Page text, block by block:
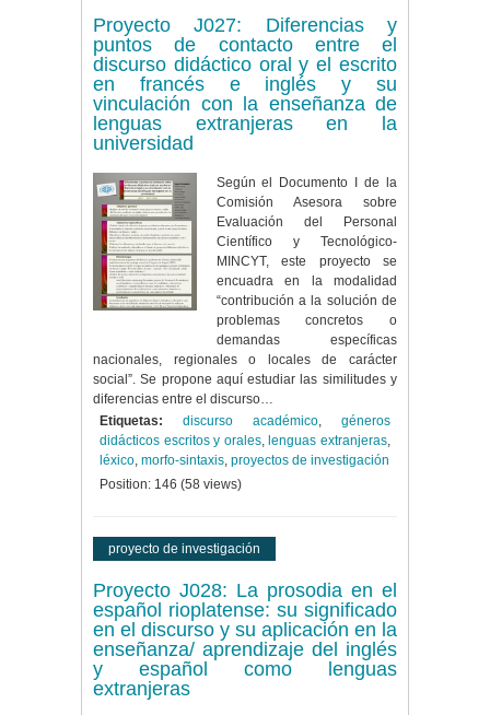
Proyecto J027: Diferencias y
puntos de contacto entre el
discurso didáctico oral y el escrito
en francés e inglés y su
vinculación con la enseñanza de
lenguas extranjeras en la
universidad
Según el Documento I de la
Comisión Asesora sobre
Evaluación del Personal
Científico y Tecnológico-
MINCYT, este proyecto se
encuadra en la modalidad
“contribución a la solución de
problemas concretos o
demandas específicas
nacionales, regionales o locales de carácter
social”. Se propone aquí estudiar las similitudes y
diferencias entre el discurso…
Etiquetas:
discurso académico, géneros
didácticos escritos y orales, lenguas extranjeras,
léxico, morfo-sintaxis, proyectos de investigación
Position: 146 (58 views)
proyecto de investigación
Proyecto J028: La prosodia en el
español rioplatense: su significado
en el discurso y su aplicación en la
enseñanza/ aprendizaje del inglés
y español como lenguas
extranjeras